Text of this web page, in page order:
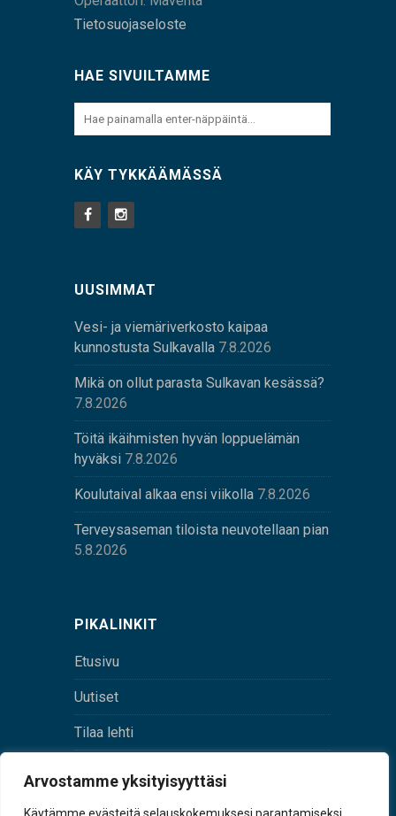
Arvostamme yksityisyyttäsi
Tietosuojaseloste
HAE SIVUILTAMME
KÄY TYKKÄÄMÄSSÄ
UUSIMMAT
Vesi- ja viemäriverkosto kaipaa
kunnostusta Sulkavalla 7.8.2026
Mikä on ollut parasta Sulkavan kesässä?
7.8.2026
Töitä ikäihmisten hyvän loppuelämän
hyväksi 7.8.2026
Koulutaival alkaa ensi viikolla 7.8.2026
Terveysaseman tiloista neuvotellaan pian
5.8.2026
PIKALINKIT
Etusivu
Uutiset
Tilaa lehti